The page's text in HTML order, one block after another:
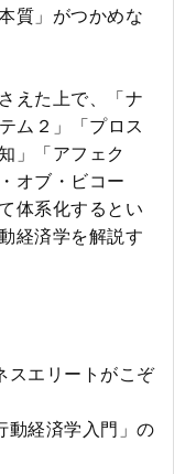
質」がつかめな
えた上で、「ナ
ム２」「プロス
」「アフェク
オブ・ビコー
体系化するとい
経済学を解説す
エリートがこぞ
経済学入門」の